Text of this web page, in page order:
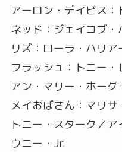
アーロン・デイビス
ネッド：ジェイコブ・
リズ：ローラ・ハリア
フラッシュ：トニー・
アン・マリー・ホー
メイおばさん：マリサ
トニー・スターク／
ウニー・Jr.